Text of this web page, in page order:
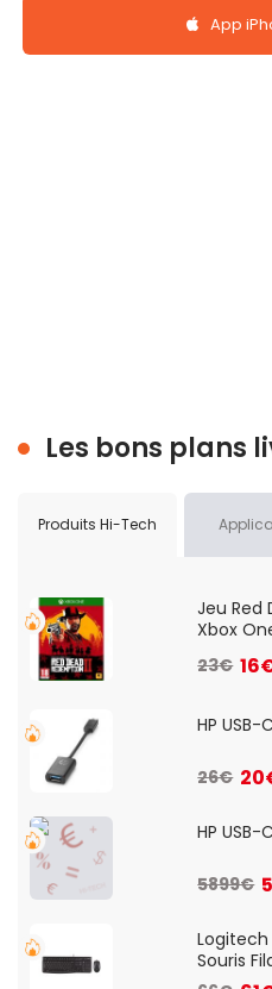
App
Les bons plans
Produits Hi-Tech
Jeu Red
Xbox
23€
HP
26€
HP
5899€
Logitech
Souris
Optique